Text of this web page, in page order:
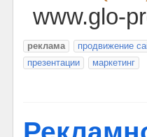
www.glo-
реклама продвижение
презентации
маркетинг